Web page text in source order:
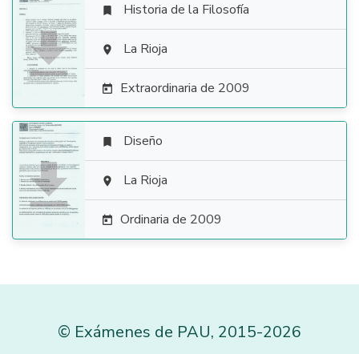

 Historia de la Filosofía
 La Rioja
 Extraordinaria de 2009

 Diseño
 La Rioja
 Ordinaria de 2009
© Exámenes de PAU, 2015-2026